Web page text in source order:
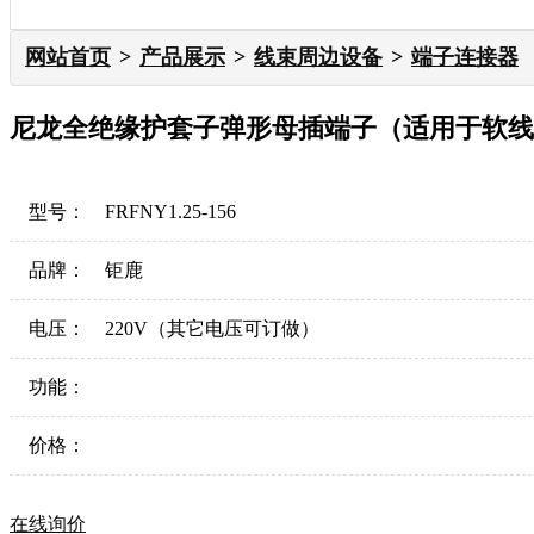
网站首页 产品展示 线束周边设备 端子连接器
尼龙全绝缘护套子弹形母插端子（适用于软
型号： FRFNY1.25-156
品牌： 钜鹿
电压： 220V（其它电压可订做）
功能：
价格：
在线询价